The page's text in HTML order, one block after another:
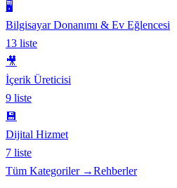
🖥️
Bilgisayar Donanımı & Ev Eğlencesi
13 liste
🎥
İçerik Üreticisi
9 liste
💾
Dijital Hizmet
7 liste
Tüm Kategoriler →Rehberler